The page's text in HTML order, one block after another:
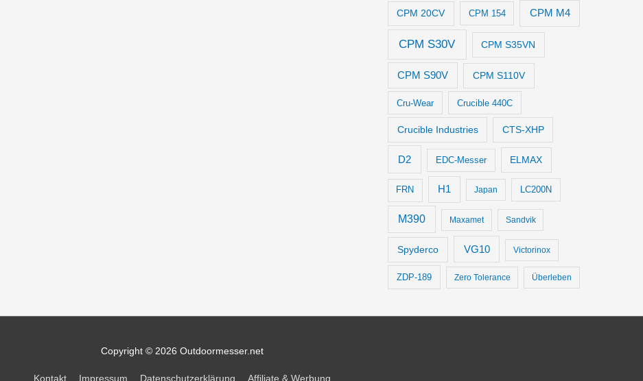
CPM 20CV CPM 154 CPM M4
CPM S30V CPM S35VN
CPM S90V CPM S110V
Cru-Wear Crucible 440C
Crucible Industries CTS-XHP
D2 EDC-Messer ELMAX
FRN H1 Japan LC200N
M390 Maxamet Sandvik
Spyderco VG10 Victorinox
ZDP-189 Zero Tolerance Überleben
Copyright © 2026 Outdoormesser.net
Kontakt Impressum Datenschutzerklärung Affiliate & Werbung